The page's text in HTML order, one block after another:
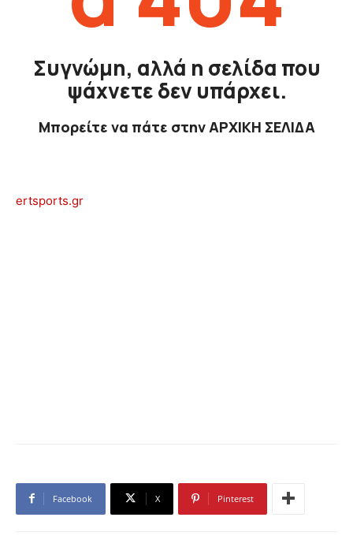
ertsports.gr
Facebook X Pinterest